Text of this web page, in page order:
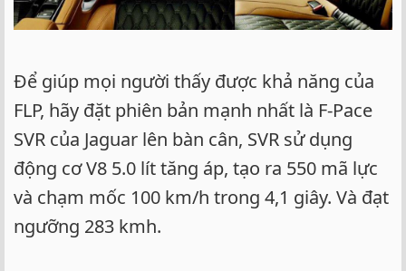
Để giúp mọi người thấy được khả năng của
FLP, hãy đặt phiên bản mạnh nhất là F-Pace
SVR của Jaguar lên bàn cân, SVR sử dụng
động cơ V8 5.0 lít tăng áp, tạo ra 550 mã lực
và chạm mốc 100 km/h trong 4,1 giây. Và đạt
ngưỡng 283 kmh.